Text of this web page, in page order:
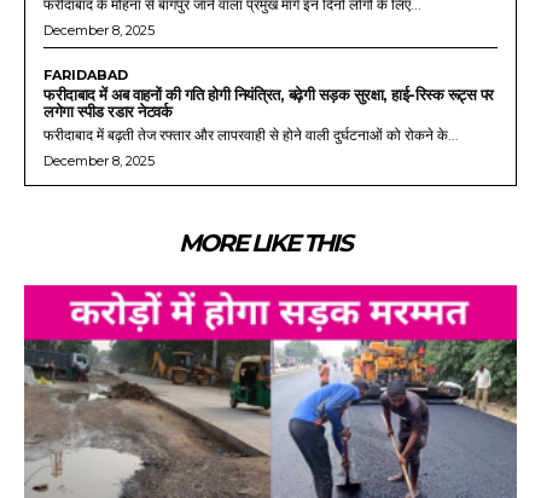
फरीदाबाद के मोहना से बागपुर जाने वाला प्रमुख मार्ग इन दिनों लोगों के लिए...
December 8, 2025
FARIDABAD
फरीदाबाद में अब वाहनों की गति होगी नियंत्रित, बढ़ेगी सड़क सुरक्षा, हाई-रिस्क रूट्स पर
लगेगा स्पीड रडार नेटवर्क
फरीदाबाद में बढ़ती तेज रफ्तार और लापरवाही से होने वाली दुर्घटनाओं को रोकने के...
December 8, 2025
MORE LIKE THIS